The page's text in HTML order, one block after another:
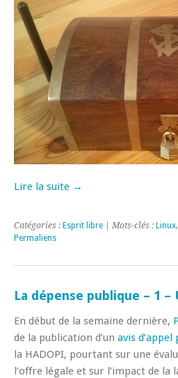
Lire la suite →
Catégories : Esprit libre | Mots-clés : Linux,
Permaliens
La dépense publique – 1 –
En début de la semaine dernière,
de la publication d’un avis
la HADOPI, pourtant sur une
l’offre légale et sur l’impact de la